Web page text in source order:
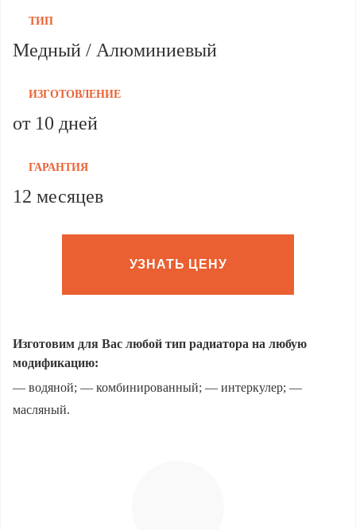
ТИП
Медный / Алюминиевый
ИЗГОТОВЛЕНИЕ
от 10 дней
ГАРАНТИЯ
12 месяцев
УЗНАТЬ ЦЕНУ
Изготовим для Вас любой тип радиатора на любую
модификацию:
— водяной; — комбинированный; — интеркулер; —
масляный.